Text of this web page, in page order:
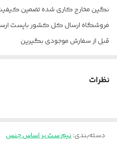
نگین مخارج کاری شده تضمین کیفیت
فروشگاه ارسال کل کشور باپست
قبل از سفارش موجودی بگیرین
نظرات
دسته‌بندی:نیم ست بر اساس جنس